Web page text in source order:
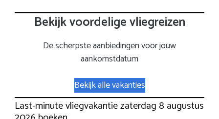
Bekijk voordelige vliegreizen
De scherpste aanbiedingen voor jouw
aankomstdatum
Bekijk alle vakanties
Last-minute vliegvakantie zaterdag 8 augustus